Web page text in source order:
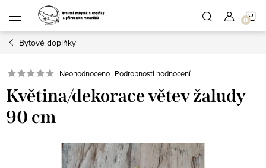
obsah
Bytové doplňky
Neohodnoceno Podrobnosti hodnocení
Květina/dekorace větev žaludy
90 cm